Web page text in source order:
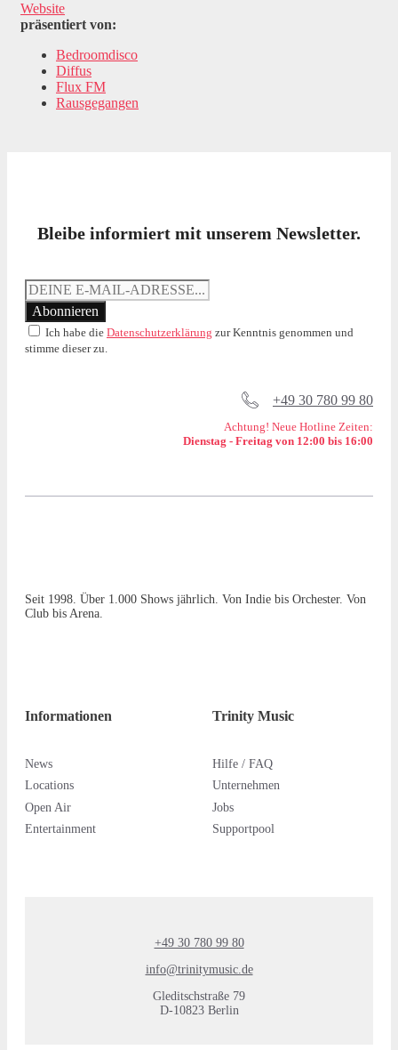
Website
präsentiert von:
Bedroomdisco
Diffus
Flux FM
Rausgegangen
Bleibe informiert mit unserem Newsletter.
Ich habe die Datenschutzerklärung zur Kenntnis genommen und
stimme dieser zu.
+49 30 780 99 80
Achtung! Neue Hotline Zeiten:
Dienstag - Freitag von 12:00 bis 16:00
Seit 1998. Über 1.000 Shows jährlich. Von Indie bis Orchester. Von
Club bis Arena.
Informationen
News
Locations
Open Air
Entertainment
Trinity Music
Hilfe / FAQ
Unternehmen
Jobs
Supportpool
+49 30 780 99 80
info@trinitymusic.de
Gleditschstraße 79
D-10823 Berlin